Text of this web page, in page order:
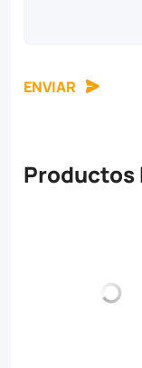
ENVIAR
Productos